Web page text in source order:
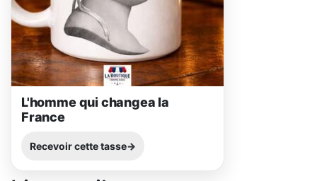
L'homme qui changea la
France
Recevoir cette tasse